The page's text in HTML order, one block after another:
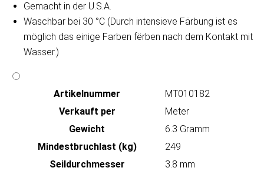
Gemacht in der U.S.A.
Waschbar bei 30 °C (Durch intensieve Färbung ist es
möglich das einige Farben fërben nach dem Kontakt mit
Wasser.)
Artikeln‌ummer
MT010182
Verkauft per
Meter
Gewicht
6.3 Gramm
Mindestbruchlast (kg)
249
Seildurchmesser
3.8 mm